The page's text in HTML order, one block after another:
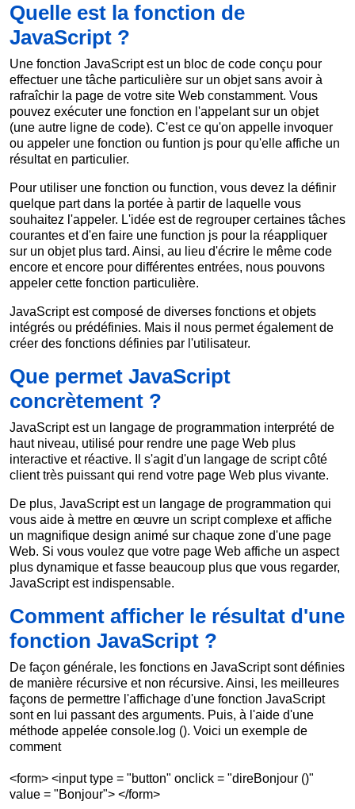
Quelle est la fonction de
JavaScript ?
Une fonction JavaScript est un bloc de code conçu pour
effectuer une tâche particulière sur un objet sans avoir à
rafraîchir la page de votre site Web constamment. Vous
pouvez exécuter une fonction en l'appelant sur un objet
(une autre ligne de code). C'est ce qu'on appelle invoquer
ou appeler une fonction ou funtion js pour qu'elle affiche un
résultat en particulier.
Pour utiliser une fonction ou function, vous devez la définir
quelque part dans la portée à partir de laquelle vous
souhaitez l'appeler. L'idée est de regrouper certaines tâches
courantes et d'en faire une function js pour la réappliquer
sur un objet plus tard. Ainsi, au lieu d'écrire le même code
encore et encore pour différentes entrées, nous pouvons
appeler cette fonction particulière.
JavaScript est composé de diverses fonctions et objets
intégrés ou prédéfinies. Mais il nous permet également de
créer des fonctions définies par l'utilisateur.
Que permet JavaScript
concrètement ?
JavaScript est un langage de programmation interprété de
haut niveau, utilisé pour rendre une page Web plus
interactive et réactive. Il s'agit d'un langage de script côté
client très puissant qui rend votre page Web plus vivante.
De plus, JavaScript est un langage de programmation qui
vous aide à mettre en œuvre un script complexe et affiche
un magnifique design animé sur chaque zone d'une page
Web. Si vous voulez que votre page Web affiche un aspect
plus dynamique et fasse beaucoup plus que vous regarder,
JavaScript est indispensable.
Comment afficher le résultat d'une
fonction JavaScript ?
De façon générale, les fonctions en JavaScript sont définies
de manière récursive et non récursive. Ainsi, les meilleures
façons de permettre l'affichage d'une fonction JavaScript
sont en lui passant des arguments. Puis, à l'aide d'une
méthode appelée console.log (). Voici un exemple de
comment
<form> <input type = "button" onclick = "direBonjour ()"
value = "Bonjour"> </form>